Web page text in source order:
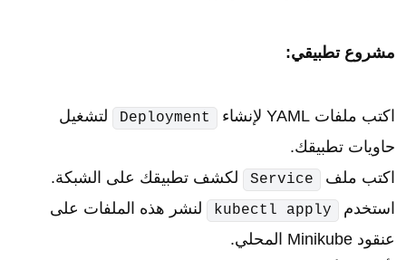
مشروع تطبيقي:
اكتب ملفات YAML لإنشاء Deployment
لتشغيل
حاويات تطبيقك.
اكتب ملف
Service
لكشف تطبيقك على الشبكة.
استخدم
kubectl apply
لنشر هذه الملفات على
عنقود Minikube المحلي.